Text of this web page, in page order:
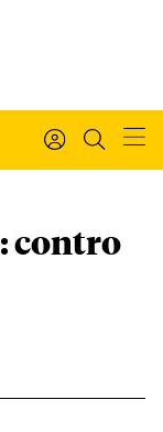
contro